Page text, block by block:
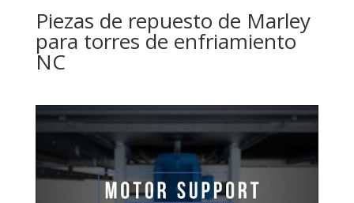
Piezas de repuesto de Marley
para torres de enfriamiento
NC